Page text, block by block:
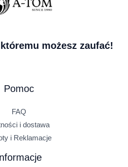
możesz zaufać!
Pomoc
FAQ
i dostawa
i Reklamacje